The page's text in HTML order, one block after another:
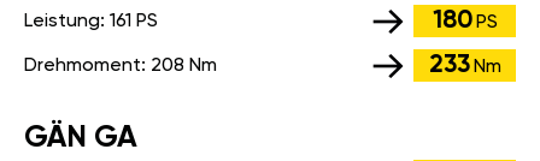
Leistung: 161 PS 180 PS
Drehmoment: 208 Nm 233 Nm
GÄN GA